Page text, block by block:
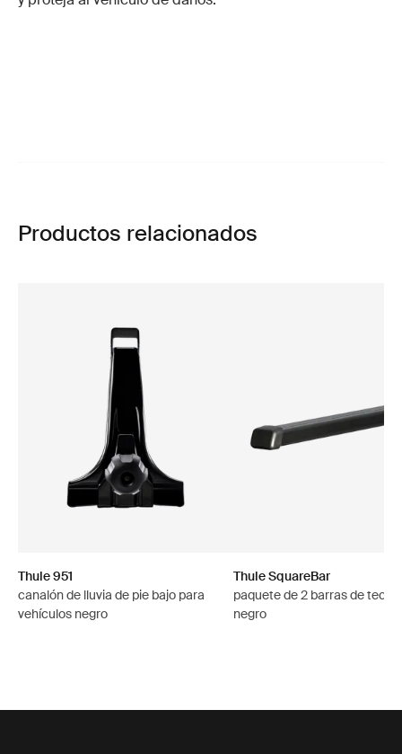
Productos relacionados
Thule 951
canalón de lluvia de pie bajo para
vehículos negro
Thule SquareBar
paquete de 2 barras de
negro